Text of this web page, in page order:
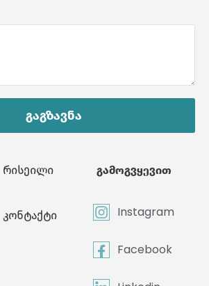
რისეილი
კონტაქტი
გამოგვყევით
Instagram
Facebook
გაგზავნა